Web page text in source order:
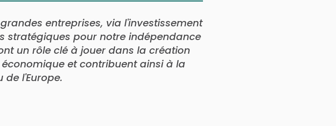
entreprises, via l'investissement
stratégiques pour notre indépendance
un rôle clé à jouer dans la création
et contribuent ainsi à la
l'Europe.